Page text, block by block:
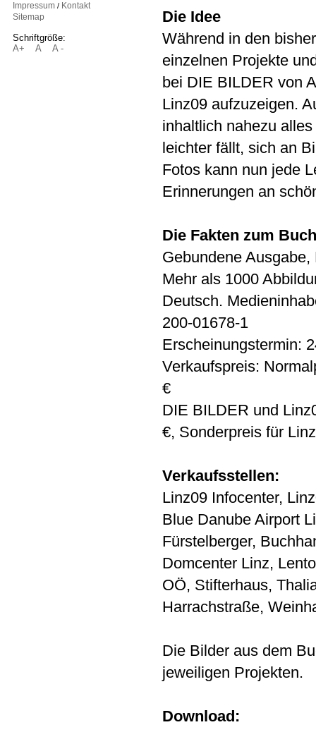
Impressum / Kontakt
Sitemap
Schriftgröße:
A+
A A -
Die Idee
Während in den
einzelnen Projekte
bei DIE BILDER von
Linz09 aufzuzeigen.
inhaltlich nahezu
leichter fällt, sich an
Fotos kann nun jede
Erinnerungen an
Die Fakten zum Buch
Gebundene
Mehr als 1000
Deutsch.
200-01678-1
Erscheinungstermin:
Verkaufspreis:
€
DIE BILDER und
€, Sonderpreis für
Verkaufsstellen:
Linz09 Infocenter,
Blue Danube Airport
Fürstelberger,
Domcenter Linz,
OÖ, Stifterhaus,
Harrachstraße,
Die Bilder aus dem
jeweiligen Projekten.
Download: